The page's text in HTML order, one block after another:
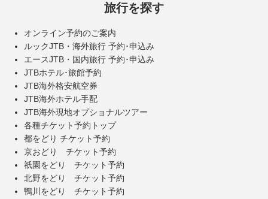
旅行を探す
オンライン予約のご案内
ルックJTB・海外旅行 予約･申込み
エースJTB・国内旅行 予約･申込み
JTBホテル･旅館予約
JTB海外格安航空券
JTB海外ホテル手配
JTB海外現地オプショナルツアー
各種チケット予約トップ
都をどり チケット予約
京おどり チケット予約
祇園をどり チケット予約
北野をどり チケット予約
鴨川をどり チケット予約